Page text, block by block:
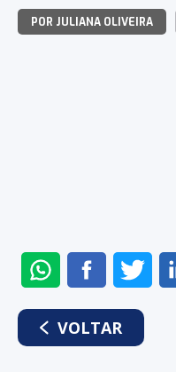
POR JULIANA OLIVEIRA
ENVIAR
NO
WHATSAPP
NO
FACEBOOK
NO
VOLTAR